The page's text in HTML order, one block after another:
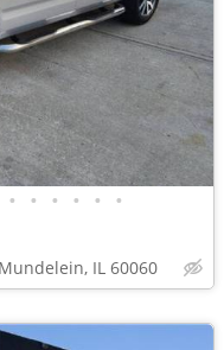
• • • • • •
IL 60060